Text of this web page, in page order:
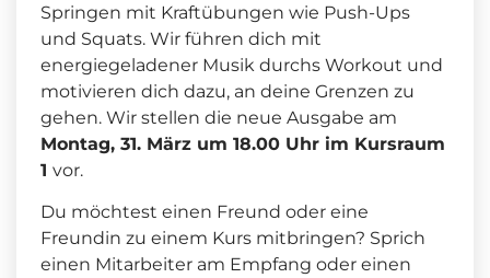
Springen mit Kraftübungen wie Push-Ups
und Squats. Wir führen dich mit
energiegeladener Musik durchs Workout und
motivieren dich dazu, an deine Grenzen zu
gehen. Wir stellen die neue Ausgabe am
Montag, 31. März um 18.00 Uhr im Kursraum
1 vor.
Du möchtest einen Freund oder eine
Freundin zu einem Kurs mitbringen? Sprich
einen Mitarbeiter am Empfang oder einen